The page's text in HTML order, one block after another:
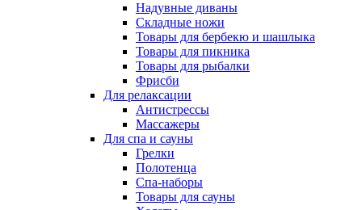
Надувные диваны
Складные ножи
Товары для бербекю и шашлыка
Товары для пикника
Товары для рыбалки
Фрисби
Для релаксации
Антистрессы
Массажеры
Для спа и сауны
Грелки
Полотенца
Спа-наборы
Товары для сауны